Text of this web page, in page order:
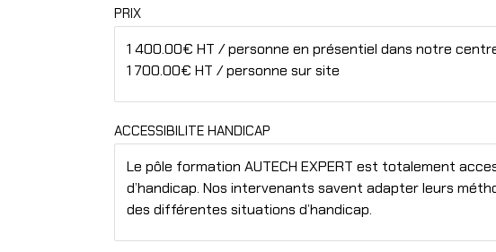
PRIX
1 400.00€ HT / personne en présentiel dans notre
1 700.00€ HT / personne sur site
ACCESSIBILITE HANDICAP
Le pôle formation AUTECH EXPERT est totalement
d’handicap. Nos intervenants savent adapter leurs
des différentes situations d’handicap.